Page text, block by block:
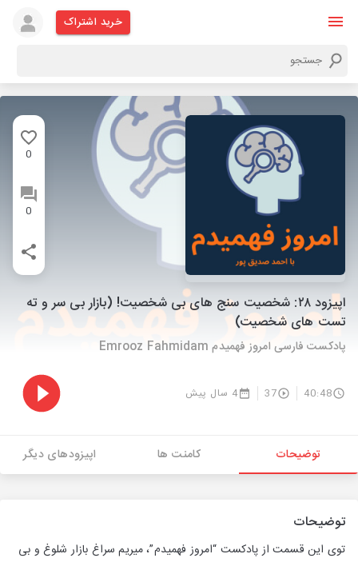
خرید اشتراک
0
0
اپیزود ۲۸: شخصیت سنج های بی شخصیت! (بازار بی سر و ته
تست های شخصیت)
پادکست فارسی امروز فهمیدم Emrooz Fahmidam
40:48
37 4 سال پیش
توضیحات کامنت ها اپیزودهای دیگر
توضیحات
توی این قسمت از پادکست “امروز فهمیدم”، میریم سراغ بازار شلوغ و بی